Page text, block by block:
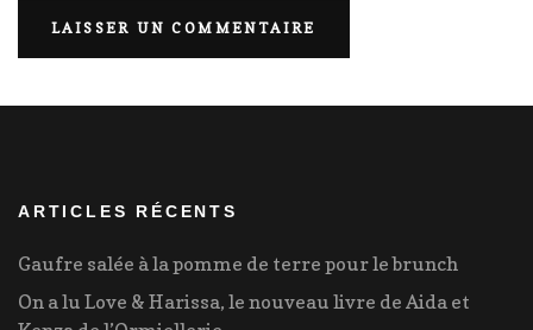
ARTICLES RÉCENTS
Gaufre salée à la pomme de terre pour le brunch
On a lu Love & Harissa, le nouveau livre de Aida et